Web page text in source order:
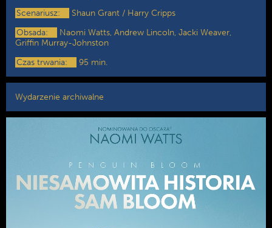
Scenariusz:
Shaun Grant / Harry Cripps
Obsada:
Naomi Watts, Andrew Lincoln, Jacki Weaver,
Griffin Murray-Johnston
Czas trwania:
95 min.
Wydarzenie archiwalne